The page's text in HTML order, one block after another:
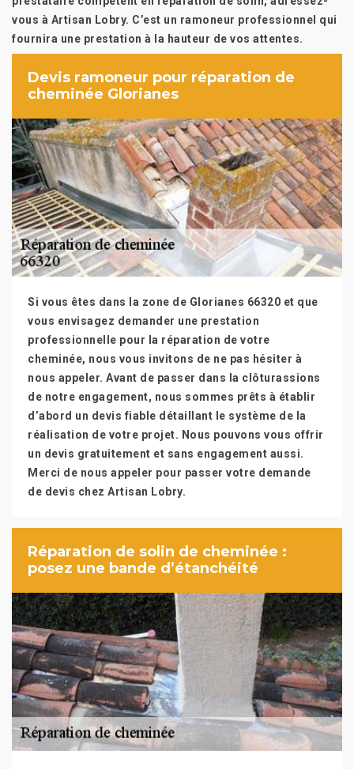
vous à Artisan Lobry. C’est un ramoneur professionnel qui
fournira une prestation à la hauteur de vos attentes.
Devis ramoneur pour réparation de
cheminée Glorianes
Si vous êtes dans la zone de Glorianes 66320 et que
vous envisagez demander une prestation
professionnelle pour la réparation de votre
cheminée, nous vous invitons de ne pas hésiter à
nous appeler. Avant de passer dans la clôturassions
de notre engagement, nous sommes prêts à établir
d’abord un devis fiable détaillant le système de la
réalisation de votre projet. Nous pouvons vous offrir
un devis gratuitement et sans engagement aussi.
Merci de nous appeler pour passer votre demande
de devis chez Artisan Lobry.
Réparation de solin de cheminée :
posez une bande d’étanchéité